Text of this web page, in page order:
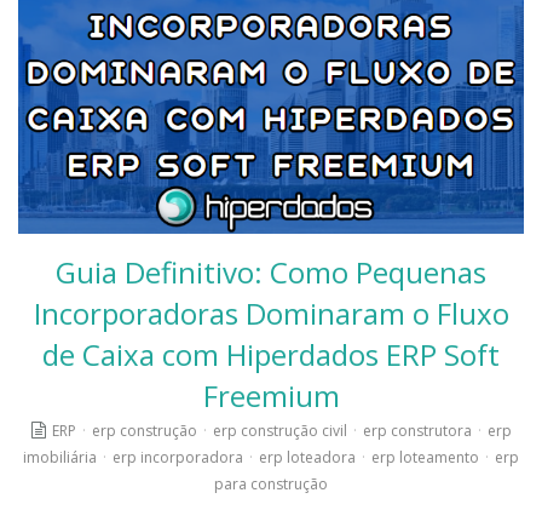
Guia Definitivo: Como Pequenas
Incorporadoras Dominaram o Fluxo
de Caixa com Hiperdados ERP Soft
Freemium
ERP · erp construção · erp construção civil · erp construtora · erp
imobiliária · erp incorporadora · erp loteadora · erp loteamento · erp
para construção